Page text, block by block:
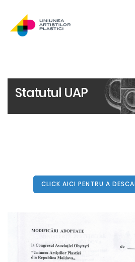
UAP Galerie
Statutul UAP
CLICK AICI PENTRU A